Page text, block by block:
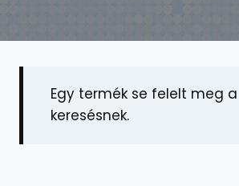
Egy termék se felelt meg a
keresésnek.